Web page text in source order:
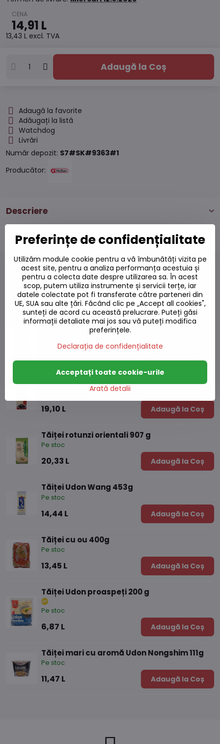
14,91 L
13,43 L excl. TVA
Adaugă la Coș
Adaugă la favorite
Adăugați la listă
Watchdog
Livrări
Număr depozit: S7#SK#9363#1
Producător:
Descriere
Discuție 0
Produse alternative
Tăiței Udon 500g
Tăiței oriental plat 907 g
19,10 L Adaugă la Coș
Tăiței rotunzi orientali 907 g
Pe stoc
20,33 L Adaugă la Coș
Tăiței Udon Wang 453g
Pe stoc
14,44 L Adaugă la Coș
Tăiței cu ou 400g
Pe stoc
13,45 L Adaugă la Coș
Tăiței Udon proaspeți 200 g
Pe stoc
6,87 L Adaugă la Coș
Tăiței mari cu aromă Udon Nongshim 111g
Pe stoc
11,47 L Adaugă la Coș
Preferințe de confidențialitate
Utilizăm module cookie pentru a vă îmbunătăți vizita pe
acest site, pentru a analiza performanța acestuia și
pentru a colecta date despre utilizarea sa. În acest
scop, putem utiliza instrumente și servicii terțe, iar
datele colectate pot fi transferate către parteneri din
UE, SUA sau alte țări. Făcând clic pe „Accept all cookies",
sunteți de acord cu această prelucrare. Puteți găsi
informații detaliate mai jos sau vă puteți modifica
preferințele.
Declarația de confidențialitate
Arată detalii
Acceptați toate cookie-urile